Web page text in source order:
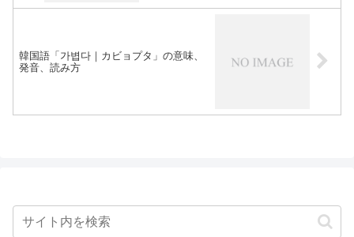
韓国語「가볍다｜カビョプタ」の意味、
発音、読み方